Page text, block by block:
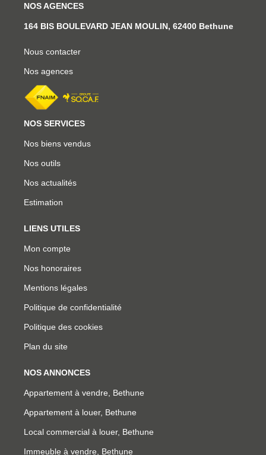
NOS AGENCES
164 BIS BOULEVARD JEAN MOULIN, 62400 Bethune
Nous contacter
Nos agences
NOS SERVICES
Nos biens vendus
Nos outils
Nos actualités
Estimation
LIENS UTILES
Mon compte
Nos honoraires
Mentions légales
Politique de confidentialité
Politique des cookies
Plan du site
NOS ANNONCES
Appartement à vendre, Bethune
Appartement à louer, Bethune
Local commercial à louer, Bethune
Immeuble à vendre, Bethune